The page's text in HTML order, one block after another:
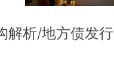
解析/地方债发行